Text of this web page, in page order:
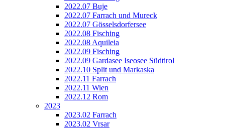
2022.07 Buje
2022.07 Farrach und Mureck
2022.07 Gösselsdorfersee
2022.08 Fisching
2022.08 Aquileia
2022.09 Fisching
2022.09 Gardasee Iseosee Südtirol
2022.10 Split und Markaska
2022.11 Farrach
2022.11 Wien
2022.12 Rom
2023
2023.02 Farrach
2023.02 Vrsar